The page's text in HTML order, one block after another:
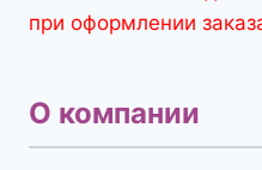
при оформлении
О компании